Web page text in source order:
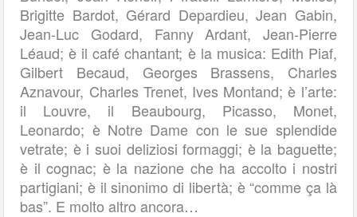
Brigitte Bardot, Gérard Depardieu, Jean Gabin,
Jean-Luc Godard, Fanny Ardant, Jean-Pierre
Léaud; è il café chantant; è la musica: Edith Piaf,
Gilbert Becaud, Georges Brassens, Charles
Aznavour, Charles Trenet, Ives Montand; è l’arte:
il Louvre, il Beaubourg, Picasso, Monet,
Leonardo; è Notre Dame con le sue splendide
vetrate; è i suoi deliziosi formaggi; è la baguette;
è il cognac; è la nazione che ha accolto i nostri
partigiani; è il sinonimo di libertà; è “comme ça là
bas”. E molto altro ancora…